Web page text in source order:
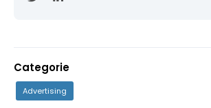
Categorie
Advertising